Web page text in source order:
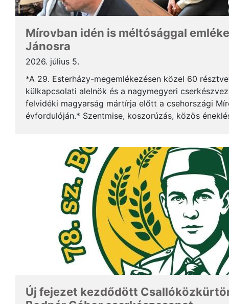
Mírovban idén is méltósággal
Jánosra
2026. július 5.
*A 29. Esterházy-megemlékezésen közel 60
külkapcsolati alelnök és a nagymegyeri
felvidéki magyarság mártírja előtt a csehországi
évfordulóján.* Szentmise, koszorúzás, közös
Új fejezet kezdődött